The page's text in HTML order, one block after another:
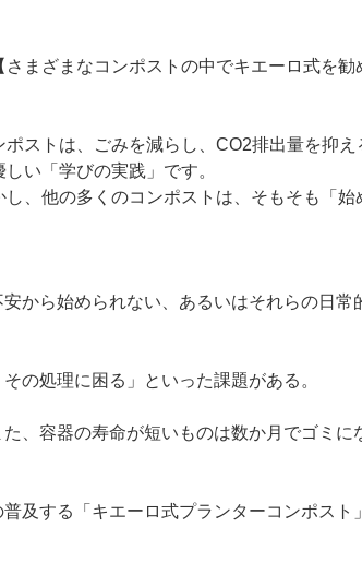
さまざまなコンポストの中でキエーロ式を勧
ポストは、ごみを減らし、CO2排出量を抑え
しい「学びの実践」です。
し、他の多くのコンポストは、そもそも「始
から始められない、あるいはそれらの日常
の処理に困る」といった課題がある。
、容器の寿命が短いものは数か月でゴミに
及する「キエーロ式プランターコンポスト